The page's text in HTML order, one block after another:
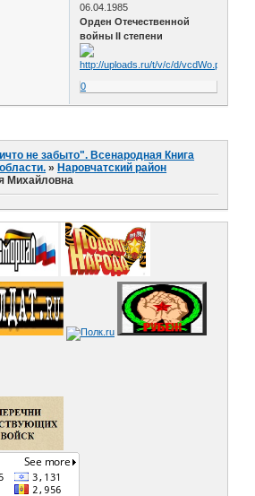
06.04.1985
Орден Отечественной
войны II степени
0
не забыто". Всенародная Книга
» Наровчатский район
Михайловна